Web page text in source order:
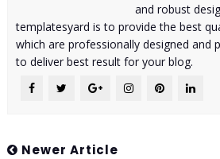
and robust
templatesyard is to provide the best
which are professionally designed and
to deliver best result for your blog.
Newer Article